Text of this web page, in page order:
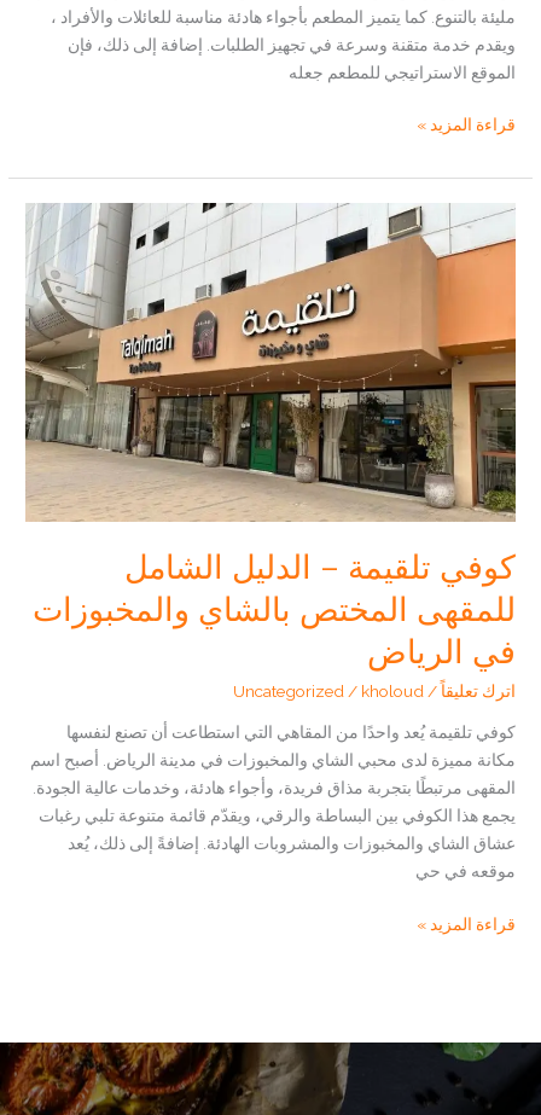
مليئة بالتنوع. كما يتميز المطعم بأجواء هادئة مناسبة للعائلات والأفراد ،
ويقدم خدمة متقنة وسرعة في تجهيز الطلبات. إضافة إلى ذلك، فإن
الموقع الاستراتيجي للمطعم جعله
مطعم
جدة
–
قائمة
وتعليقات
الزوار
قراءة المزيد »
كوفي تلقيمة – الدليل الشامل
للمقهى المختص بالشاي والمخبوزات
في الرياض
اترك تعليقاً/
Uncategorized / kholoud
كوفي تلقيمة يُعد واحدًا من المقاهي التي استطاعت أن تصنع لنفسها
مكانة مميزة لدى محبي الشاي والمخبوزات في مدينة الرياض. أصبح اسم
المقهى مرتبطًا بتجربة مذاق فريدة، وأجواء هادئة، وخدمات عالية الجودة.
يجمع هذا الكوفي بين البساطة والرقي، ويقدّم قائمة متنوعة تلبي رغبات
عشاق الشاي والمخبوزات والمشروبات الهادئة. إضافةً إلى ذلك، يُعد
موقعه في حي
كوفي
للمقهى
المختص
قراءة المزيد »